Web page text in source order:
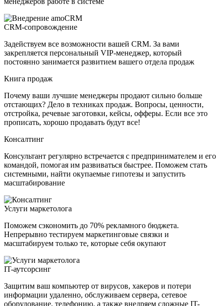
CRM-сопровождение
Задействуем все возможности вашей CRM. За вами
закрепляется персональный VIP-менеджер, который
постоянно занимается развитием вашего отдела продаж
Книга продаж
Почему ваши лучшие менеджеры продают сильно больше
отстающих? Дело в техниках продаж. Вопросы, ценности,
отстройка, речевые заготовки, кейсы, офферы. Если все это
прописать, хорошо продавать будут все!
Консалтинг
Консультант регулярно встречается с предпринимателем и его
командой, помогая им развиваться быстрее. Поможем стать
системными, найти окупаемые гипотезы и запустить
масштабирование
Услуги маркетолога
Поможем сэкономить до 70% рекламного бюджета.
Непрерывно тестируем маркетинговые связки и
масштабируем только те, которые себя окупают
IT-аутсорсинг
Защитим ваш компьютер от вирусов, хакеров и потери
информации удаленно, обслуживаем сервера, сетевое
оборудование, телефонию, а также внедряем сложные IT-